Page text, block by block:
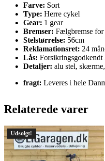
Farve: Sort
Type: Herre cykel
Gear: 1 gear
Bremser: Fælgbremse for
Stelstørrelse: 56cm
Reklamationsret: 24
Lås: Forsikringsgodkendt
Detaljer: alu stel,
fragt: Leveres i hele
Relaterede varer
Udsolgt!